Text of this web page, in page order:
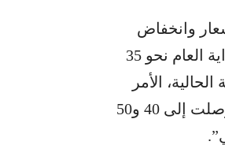
وانخفاض
نسبة المبيعات. ويقول لـ”المدن”: ارتفع سعر اللحم المستورد منذ بداية العام نحو 35
الأمر
الذي أدى إلى تراجع نسبة المبيعات إلى أكثر من 35 في المئة، فيما وصلت إلى 40 و50